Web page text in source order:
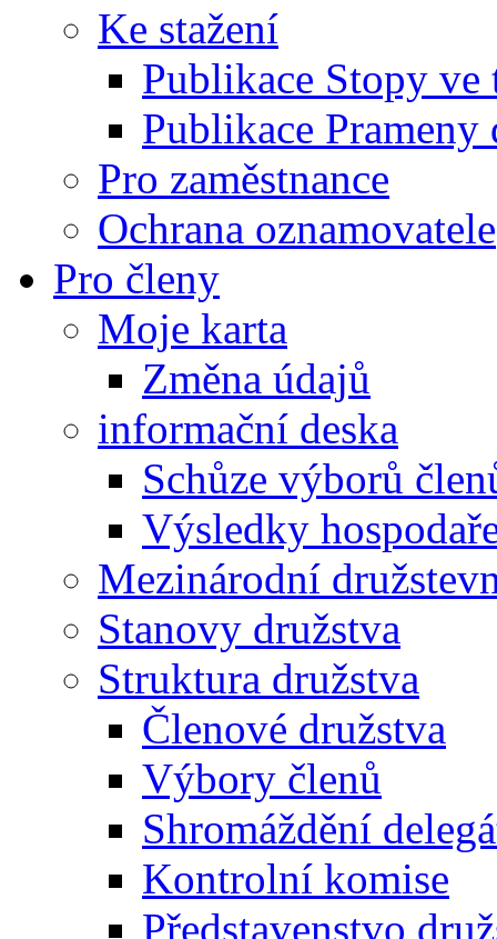
Ke stažení
Publikace Stopy ve
Publikace
Pro zaměstnance
Ochrana oznamovatele
Pro členy
Moje karta
Změna údajů
informační deska
Schůze výborů
Výsledky
Mezinárodní
Stanovy družstva
Struktura družstva
Členové družstva
Výbory členů
Shromáždění
Kontrolní komise
Představenstvo